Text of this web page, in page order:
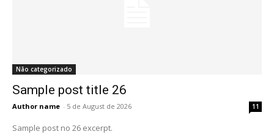
Não categorizado
Sample post title 26
Author name - 5 de August de 2026 11
Sample post no 26 excerpt.